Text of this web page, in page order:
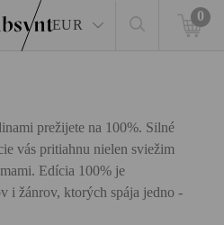
EUR
0
prežijete na 100%. Silné
vás pritiahnu nielen sviežim
Edícia 100% je
i žánrov, ktorých spája jedno -